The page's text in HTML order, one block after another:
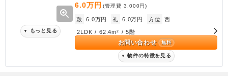
zoom_in
▼ もっと見る
6.0万円 (管理費3,000円)
敷 6.0万円 礼 6.0万円 方位 西
2LDK / 62.4m² / 5階
お問い合わせ 無料
▼ 物件の特徴を見る